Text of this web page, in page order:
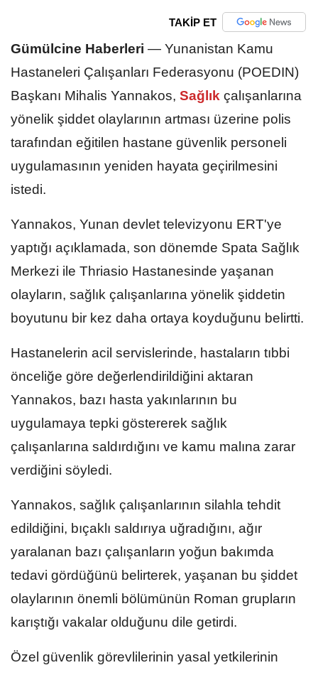
TAKİP ET
Gümülcine Haberleri — Yunanistan Kamu
Hastaneleri Çalışanları Federasyonu (POEDIN)
Başkanı Mihalis Yannakos, Sağlık çalışanlarına
yönelik şiddet olaylarının artması üzerine polis
tarafından eğitilen hastane güvenlik personeli
uygulamasının yeniden hayata geçirilmesini
istedi.
Yannakos, Yunan devlet televizyonu ERT'ye
yaptığı açıklamada, son dönemde Spata Sağlık
Merkezi ile Thriasio Hastanesinde yaşanan
olayların, sağlık çalışanlarına yönelik şiddetin
boyutunu bir kez daha ortaya koyduğunu belirtti.
Hastanelerin acil servislerinde, hastaların tıbbi
önceliğe göre değerlendirildiğini aktaran
Yannakos, bazı hasta yakınlarının bu
uygulamaya tepki göstererek sağlık
çalışanlarına saldırdığını ve kamu malına zarar
verdiğini söyledi.
Yannakos, sağlık çalışanlarının silahla tehdit
edildiğini, bıçaklı saldırıya uğradığını, ağır
yaralanan bazı çalışanların yoğun bakımda
tedavi gördüğünü belirterek, yaşanan bu şiddet
olaylarının önemli bölümünün Roman grupların
karıştığı vakalar olduğunu dile getirdi.
Özel güvenlik görevlilerinin yasal yetkilerinin